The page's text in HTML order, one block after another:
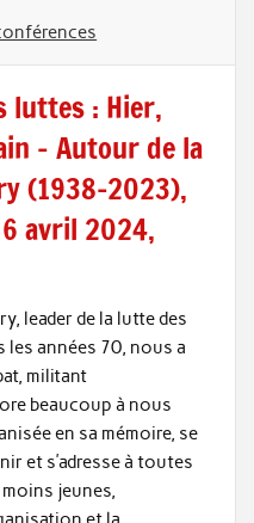
luttes : Hier,
– Autour de la
(1938-2023),
avril 2024,
leader de la lutte des
les années 70, nous a
militant
beaucoup à nous
en sa mémoire, se
et s’adresse à toutes
jeunes,